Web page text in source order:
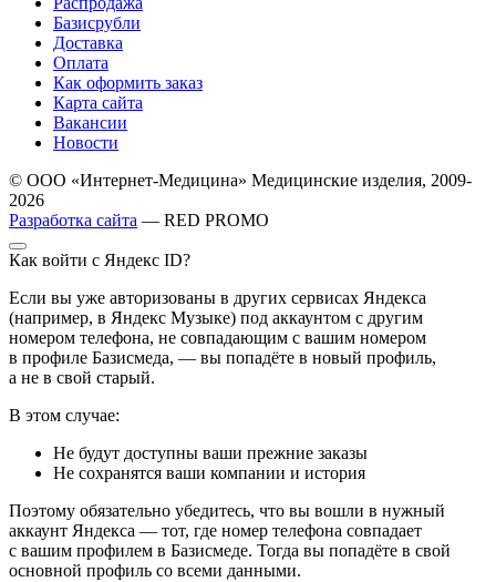
Базисрубли
Доставка
Оплата
Как оформить заказ
Карта сайта
Вакансии
Новости
© ООО «Интернет-Медицина» Медицинские изделия, 2009-
2026
Разработка сайта — RED PROMO
Как войти с Яндекс ID?
Если вы уже авторизованы в других сервисах Яндекса
(например, в Яндекс Музыке) под аккаунтом с другим
номером телефона, не совпадающим с вашим номером
в профиле Базисмеда, — вы попадёте в новый профиль,
а не в свой старый.
В этом случае:
Не будут доступны ваши прежние заказы
Не сохранятся ваши компании и история
Поэтому обязательно убедитесь, что вы вошли в нужный
аккаунт Яндекса — тот, где номер телефона совпадает
с вашим профилем в Базисмеде. Тогда вы попадёте в свой
основной профиль со всеми данными.